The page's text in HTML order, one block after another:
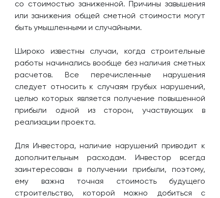
со стоимостью заниженной. Причины завышения
или занижения общей сметной стоимости могут
быть умышленными и случайными.
Широко известны случаи, когда строительные
работы начинались вообще без наличия сметных
расчетов. Все перечисленные нарушения
следует относить к случаям грубых нарушений,
целью которых является получение повышенной
прибыли одной из сторон, участвующих в
реализации проекта.
Для Инвестора, наличие нарушений приводит к
дополнительным расходам. Инвестор всегда
заинтересован в получении прибыли, поэтому,
ему важна точная стоимость будущего
строительство, которой можно добиться с